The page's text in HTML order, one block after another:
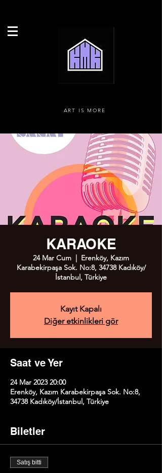
ART IS MORE
KARAOKE
24 Mar Cum
  |
Erenköy, Kazım
Karabekirpaşa Sok. No:8, 34738 Kadıköy/
İstanbul, Türkiye
Kayıt Kapalı
Diğer etkinlikleri gör
Saat ve Yer
24 Mar 2023 20:00
Erenköy, Kazım Karabekirpaşa Sok. No:8,
34738 Kadıköy/İstanbul, Türkiye
Biletler
Satış bitti